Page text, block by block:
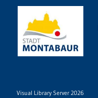
Visual Library Server 2026